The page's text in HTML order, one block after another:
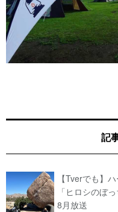
記
【Tverでも】
「ヒロシのぼ
8月放送